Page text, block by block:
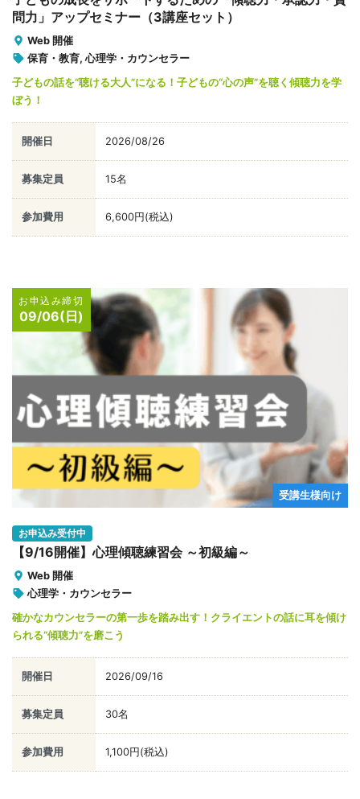
問力」アップセミナー（3講座セット）
Web 開催
保育・教育, 心理学・カウンセラー
子どもの話を“聴ける大人”になる！子どもの“心の声”を聴く傾聴力を学
ぼう！
開催日 2026/08/26
募集定員 15名
参加費用 6,600円(税込)
お申込み締切
09/06(日)
受講生様向け
お申込み受付中
【9/16開催】心理傾聴練習会 ～初級編～
Web 開催
心理学・カウンセラー
確かなカウンセラーの第一歩を踏み出す！クライエントの話に耳を傾け
られる“傾聴力”を磨こう
開催日 2026/09/16
募集定員 30名
参加費用 1,100円(税込)